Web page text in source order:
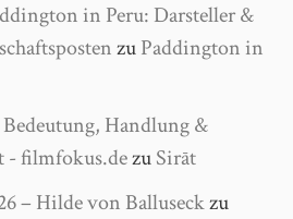
in Peru: Darsteller &
zuPaddington in
Handlung &
- filmfokus.dezuSirāt
– Hilde von Balluseckzu